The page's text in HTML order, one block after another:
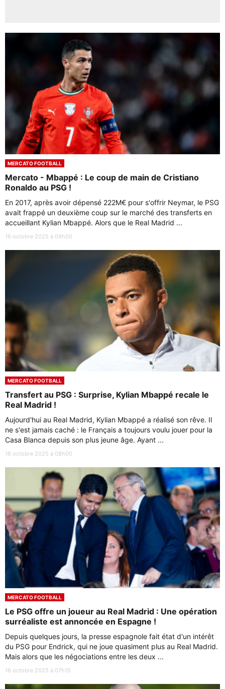
MERCATO FOOTBALL
Mercato - Mbappé : Le coup de main de Cristiano
Ronaldo au PSG !
En 2017, après avoir dépensé 222M€ pour s'offrir Neymar, le PSG
avait frappé un deuxième coup sur le marché des transferts en
accueillant Kylian Mbappé. Alors que le Real Madrid ...
16 octobre 2025 à 09h00
MERCATO FOOTBALL
Transfert au PSG : Surprise, Kylian Mbappé recale le
Real Madrid !
Aujourd'hui au Real Madrid, Kylian Mbappé a réalisé son rêve. Il
ne s'est jamais caché : le Français a toujours voulu jouer pour la
Casa Blanca depuis son plus jeune âge. Ayant ...
16 octobre 2025 à 08h00
MERCATO FOOTBALL
Le PSG offre un joueur au Real Madrid : Une opération
surréaliste est annoncée en Espagne !
Depuis quelques jours, la presse espagnole fait état d'un intérêt
du PSG pour Endrick, qui ne joue quasiment plus au Real Madrid.
Mais alors que les négociations entre les deux ...
16 octobre 2025 à 07h15